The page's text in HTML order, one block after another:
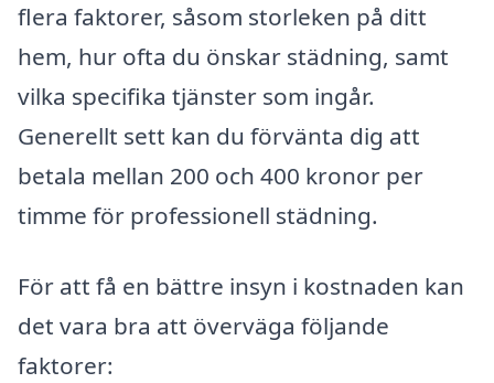
flera faktorer, såsom storleken på ditt
hem, hur ofta du önskar städning, samt
vilka specifika tjänster som ingår.
Generellt sett kan du förvänta dig att
betala mellan 200 och 400 kronor per
timme för professionell städning.
För att få en bättre insyn i kostnaden kan
det vara bra att överväga följande
faktorer: